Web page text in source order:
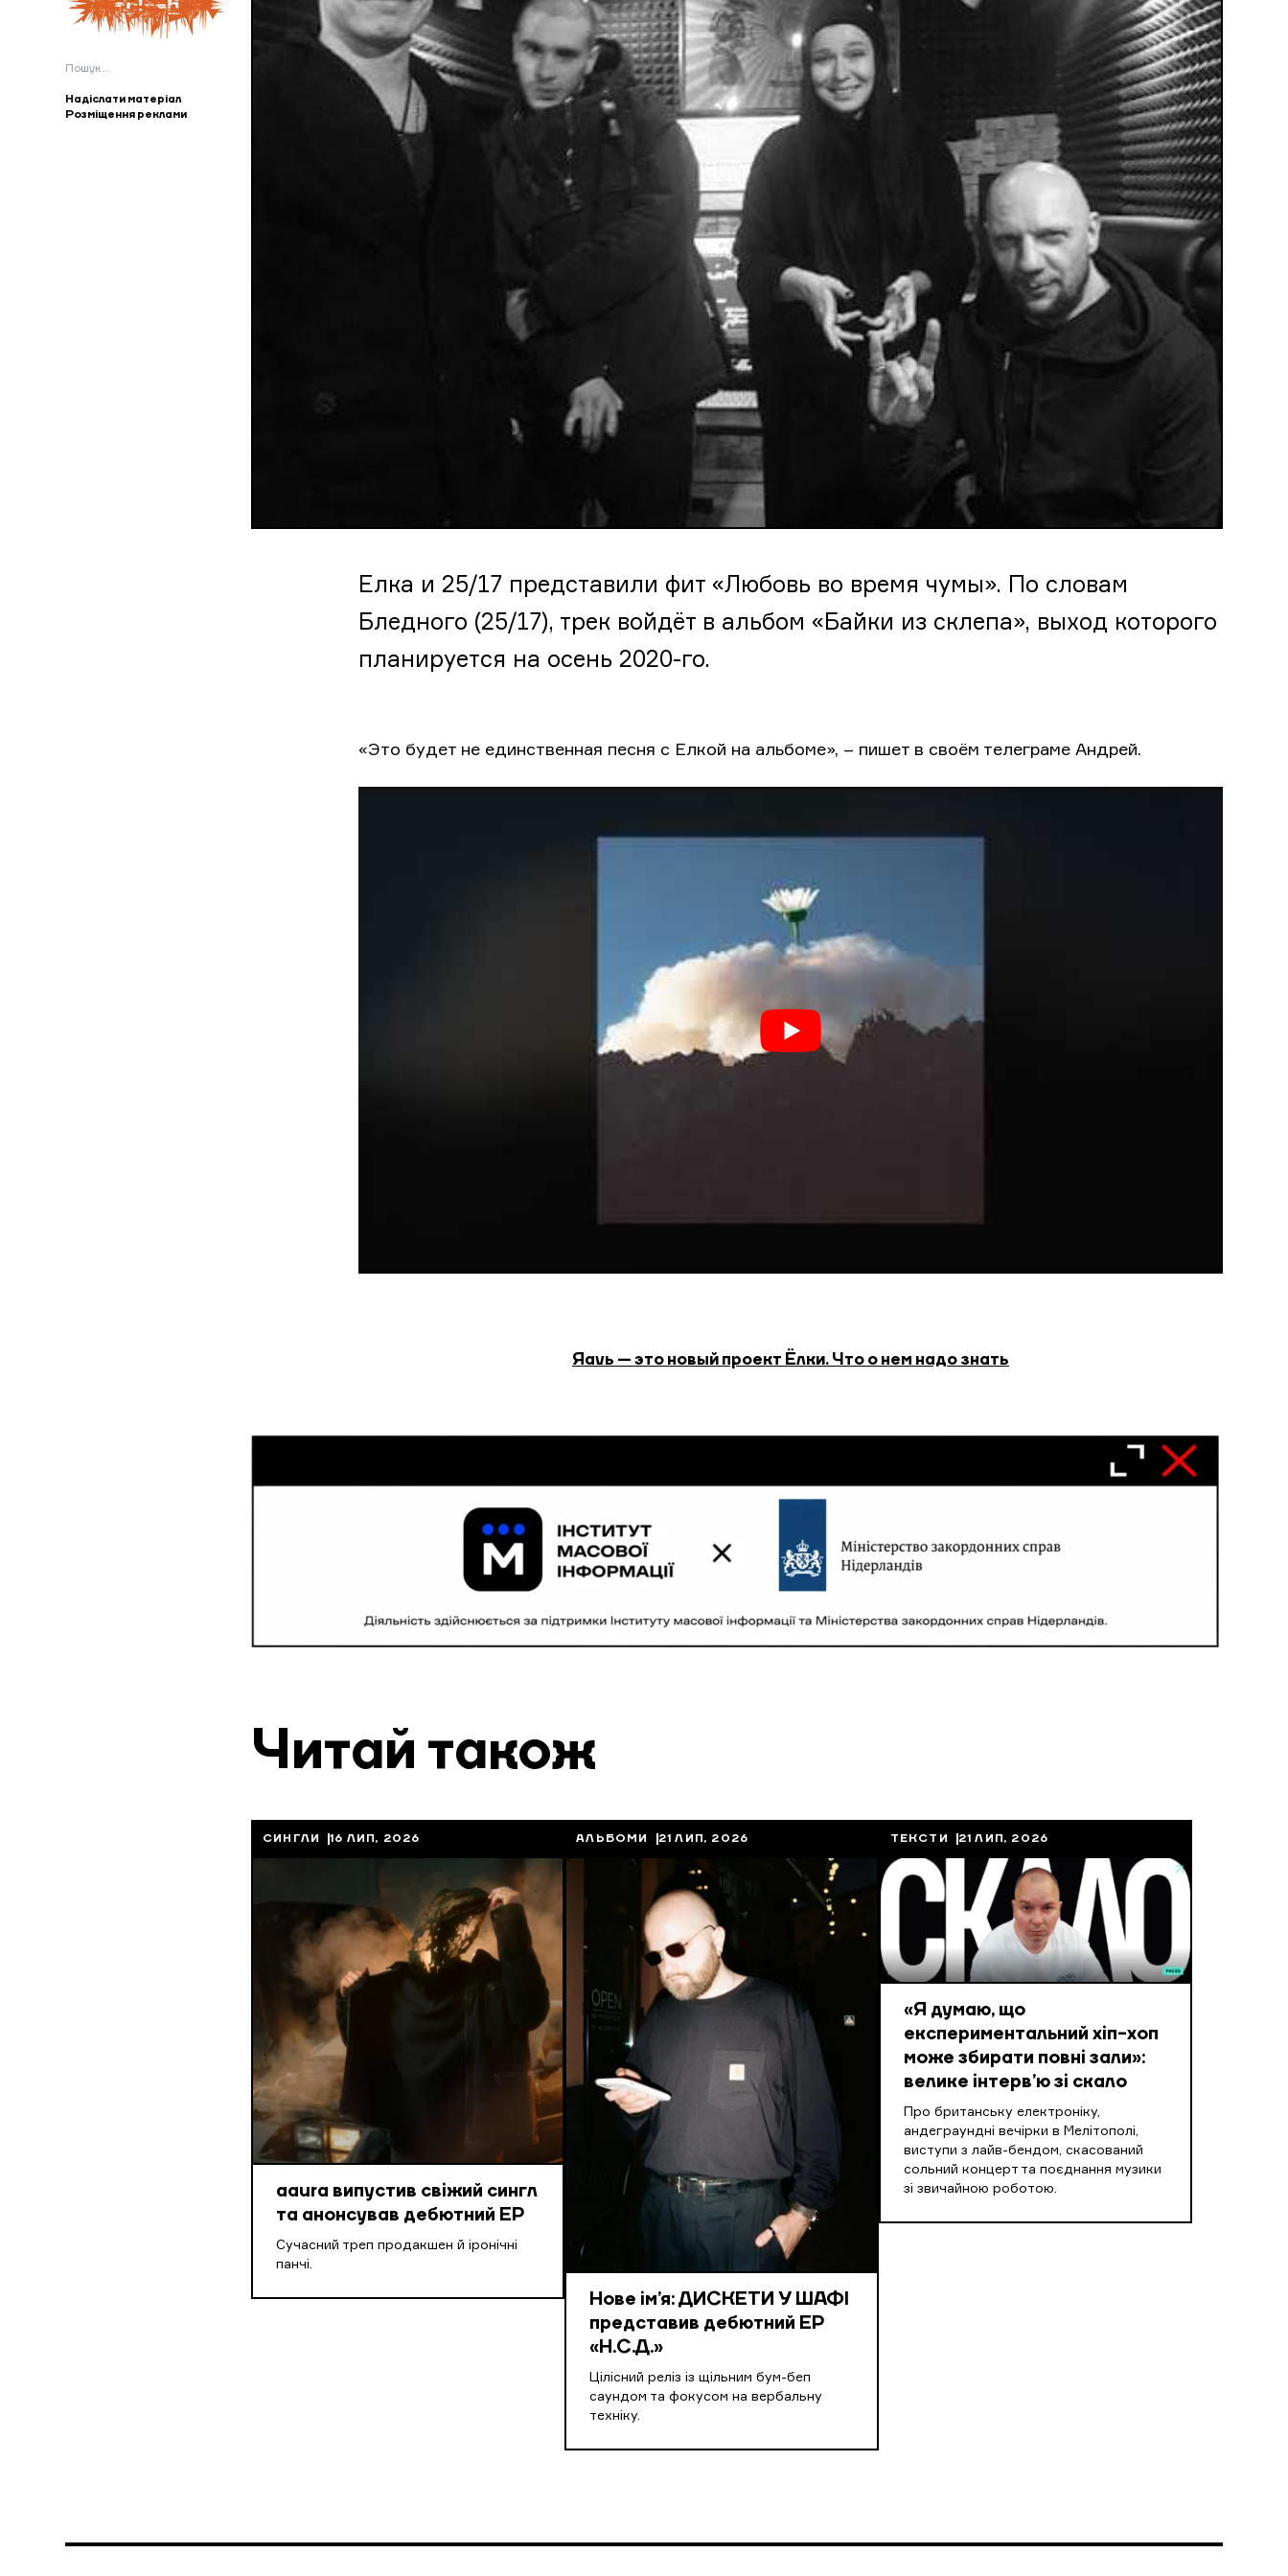
Пошук:
Надіслати матеріал
Розміщення реклами
Елка и 25/17 представили фит «Любовь во время чумы». По словам
Бледного (25/17), трек войдёт в альбом «Байки из склепа», выход которого
планируется на осень 2020-го.
«Это будет не единственная песня с Елкой на альбоме», – пишет в своём телеграме Андрей.
Яavь — это новый проект Ёлки. Что о нем надо знать
Читай також
СИНГЛИ 16 ЛИП, 2026
aaura випустив свіжий сингл
та анонсував дебютний EP
Cучасний треп продакшен й іронічні
панчі.
АЛЬБОМИ 21 ЛИП, 2026
Нове ім’я: ДИСКЕТИ У ШАФІ
представив дебютний EP
«Н.С.Д.»
Цілісний реліз із щільним бум-беп
саундом та фокусом на вербальну
техніку.
ТЕКСТИ 21 ЛИП, 2026
«Я думаю, що
експериментальний хіп-хоп
може збирати повні зали»:
велике інтерв’ю зі скало
Про британську електроніку,
андеграундні вечірки в Мелітополі,
виступи з лайв-бендом, скасований
сольний концерт та поєднання музики
зі звичайною роботою.